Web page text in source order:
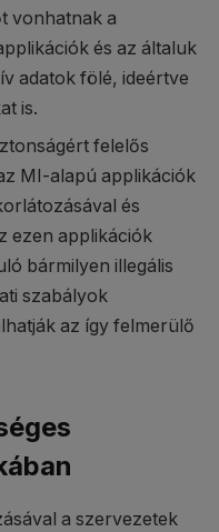
vonhatnak a
és az általuk
adatok fölé, ideértve
is.
felelős
MI-alapú applikációk
és
ezen applikációk
bármilyen illegális
szabályok
az így felmerülő
a szervezetek